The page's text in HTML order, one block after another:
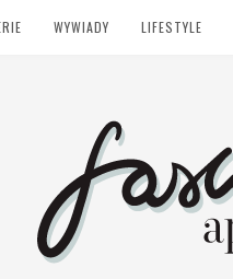
WYWIADY LIFESTYLE